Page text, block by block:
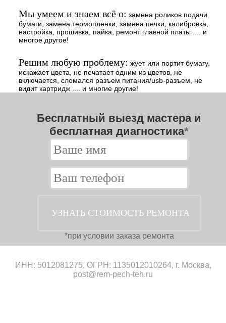
Мы умеем и знаем всё о: замена роликов подачи
бумаги, замена термопленки, замена печки, калибровка,
настройка, прошивка, пайка, ремонт главной платы .... и
многое другое!
Решим любую проблему: жует или портит бумагу,
искажает цвета, не печатает одним из цветов, не
включается, сломался разъем питания/usb-разъем, не
видит картридж .... и многие другие!
Бесплатный выезд мастера и
бесплатная диагностика*
*при условии заказа ремонта
ИНН: 5012081275, ОГРН: 1135012010264, г. Москва,
post@rem-pech-teh.ru